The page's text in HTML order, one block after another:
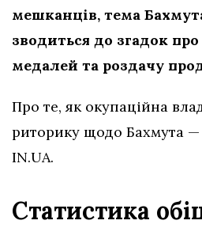
мешканців, тема
зводиться до згадок
медалей та роздачу
Про те, як окупаційна
риторику щодо Бахмута —
IN.UA.
Статистика